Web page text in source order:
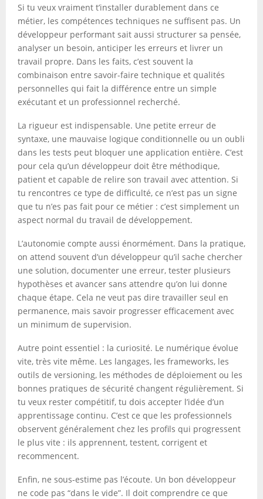
Si tu veux vraiment t’installer durablement dans ce
métier, les compétences techniques ne suffisent pas. Un
développeur performant sait aussi structurer sa pensée,
analyser un besoin, anticiper les erreurs et livrer un
travail propre. Dans les faits, c’est souvent la
combinaison entre savoir-faire technique et qualités
personnelles qui fait la différence entre un simple
exécutant et un professionnel recherché.
La rigueur est indispensable. Une petite erreur de
syntaxe, une mauvaise logique conditionnelle ou un oubli
dans les tests peut bloquer une application entière. C’est
pour cela qu’un développeur doit être méthodique,
patient et capable de relire son travail avec attention. Si
tu rencontres ce type de difficulté, ce n’est pas un signe
que tu n’es pas fait pour ce métier : c’est simplement un
aspect normal du travail de développement.
L’autonomie compte aussi énormément. Dans la pratique,
on attend souvent d’un développeur qu’il sache chercher
une solution, documenter une erreur, tester plusieurs
hypothèses et avancer sans attendre qu’on lui donne
chaque étape. Cela ne veut pas dire travailler seul en
permanence, mais savoir progresser efficacement avec
un minimum de supervision.
Autre point essentiel : la curiosité. Le numérique évolue
vite, très vite même. Les langages, les frameworks, les
outils de versioning, les méthodes de déploiement ou les
bonnes pratiques de sécurité changent régulièrement. Si
tu veux rester compétitif, tu dois accepter l’idée d’un
apprentissage continu. C’est ce que les professionnels
observent généralement chez les profils qui progressent
le plus vite : ils apprennent, testent, corrigent et
recommencent.
Enfin, ne sous-estime pas l’écoute. Un bon développeur
ne code pas “dans le vide”. Il doit comprendre ce que